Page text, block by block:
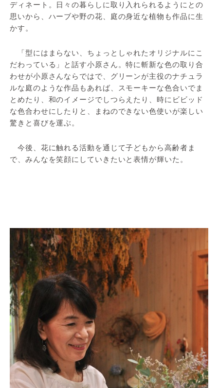
ディネート。日々の暮らしに取り入れられるようにとの
思いから、ハーブや野の花、庭の身近な植物も作品に生
かす。
「型にはまらない、ちょっとしゃれたオリジナルにこ
だわっている」と話す小原さん。特に斬新な色の取り合
わせが小原さんならではで、グリーンが主役のナチュラ
ルな庭のような作品もあれば、スモーキーな色合いでま
とめたり、和のイメージでしつらえたり、時にビビッド
な色合わせにしたりと、まねのできない色使いが楽しい
驚きと喜びを運ぶ。
今後、花に触れる活動を通じて子どもから高齢者ま
で、みんなを笑顔にしていきたいと表情が輝いた。